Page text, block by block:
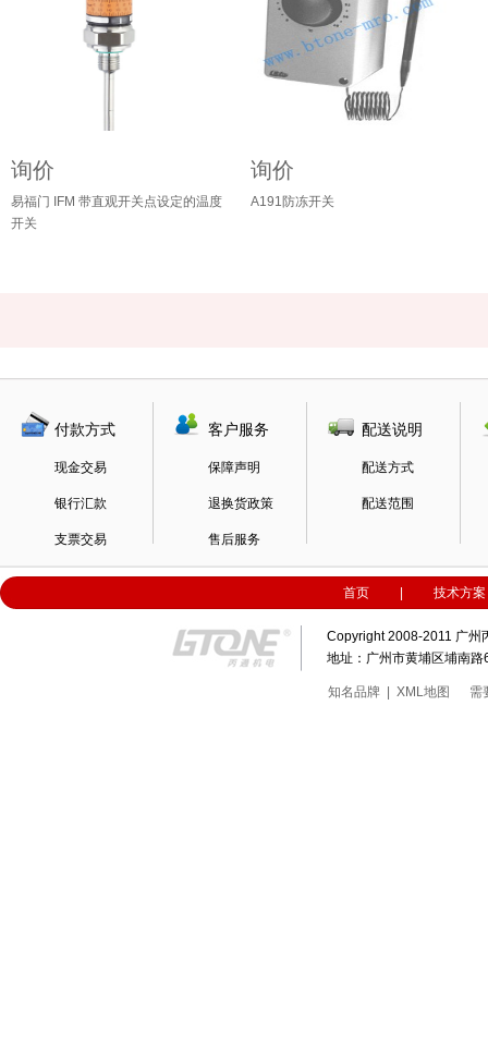
询价
易福门 IFM 带直观开关点设定的温度
开关
询价
A191防冻开关
付款方式
现金交易
银行汇款
支票交易
客户服务
保障声明
退换货政策
售后服务
配送说明
配送方式
配送范围
首页 技术方案
Copyright 2008-2011 广州
地址：广州市黄埔区埔南
知名品牌 XML地图 需